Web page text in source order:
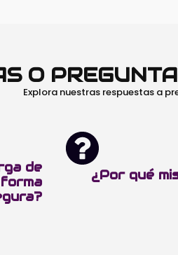
O
Explora nuestras respuestas a
de
¿Por qué